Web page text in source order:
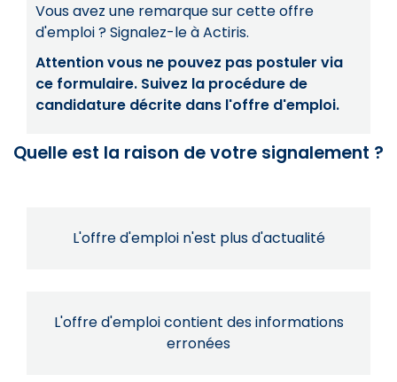
Vous avez une remarque sur cette offre
d'emploi ? Signalez-le à Actiris.
Attention vous ne pouvez pas postuler via
ce formulaire. Suivez la procédure de
candidature décrite dans l'offre d'emploi.
Quelle est la raison de votre signalement ?
L'offre d'emploi n'est plus d'actualité
L'offre d'emploi contient des informations
erronées